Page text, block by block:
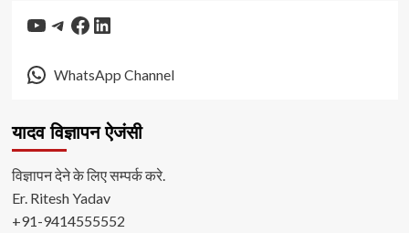
YouTube
Telegram
Facebook
LinkedIn
WhatsApp Channel
यादव विज्ञापन ऐजंसी
विज्ञापन देने के लिए सम्पर्क करे.
Er. Ritesh Yadav
+91-9414555552